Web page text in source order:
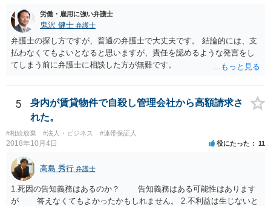
労働・雇用に強い弁護士
鬼沢 健士 弁護士
弁護士の探し方ですが、普通の弁護士で大丈夫です。 結論的には、支
払わなくてもよいとなると思いますが、責任を認めるような発言をし
てしまう前に弁護士に相談した方が無難です。
5
身内が賃貸物件で自殺し管理会社から高額請求さ
れた。
#相続放棄 #法人・ビジネス #連帯保証人
2018年10月4日 役にたった 11
高島 秀行 弁護士
1.死因の告知義務はあるのか？ 告知義務はある可能性はあります
が 答えなくてもよかったかもしれません。 2.不利益は生じないと